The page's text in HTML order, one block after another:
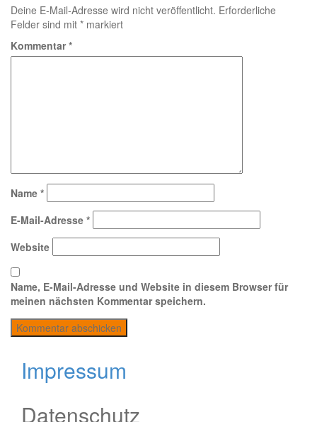
Deine E-Mail-Adresse wird nicht veröffentlicht. Erforderliche
Felder sind mit * markiert
Kommentar*
Name *
E-Mail-Adresse *
Website
Name, E-Mail-Adresse und Website in diesem Browser für
meinen nächsten Kommentar speichern.
Impressum
Datenschutz